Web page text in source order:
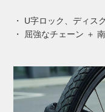
・ U字ロック、ディス
・ 屈強なチェーン